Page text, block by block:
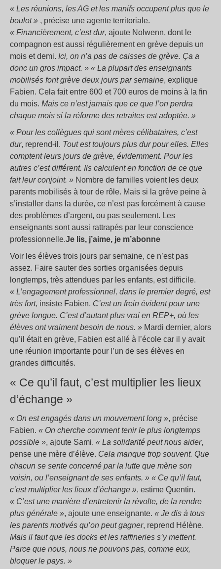
« Les réunions, les AG et les manifs occupent plus que le
boulot » , précise une agente territoriale.
« Financièrement, c’est dur, ajoute Nolwenn, dont le
compagnon est aussi régulièrement en grève depuis un
mois et demi. Ici, on n’a pas de caisses de grève. Ça a
donc un gros impact. » « La plupart des enseignants
mobilisés font grève deux jours par semaine, explique
Fabien. Cela fait entre 600 et 700 euros de moins à la fin
du mois. Mais ce n’est jamais que ce que l’on perdra
chaque mois si la réforme des retraites est adoptée. »
« Pour les collègues qui sont mères célibataires, c’est
dur, reprend-il. Tout est toujours plus dur pour elles. Elles
comptent leurs jours de grève, évidemment. Pour les
autres c’est différent. Ils calculent en fonction de ce que
fait leur conjoint. » Nombre de familles voient les deux
parents mobilisés à tour de rôle. Mais si la grève peine à
s’installer dans la durée, ce n’est pas forcément à cause
des problèmes d’argent, ou pas seulement. Les
enseignants sont aussi rattrapés par leur conscience
professionnelle.Je lis, j’aime, je m’abonne
Voir les élèves trois jours par semaine, ce n’est pas
assez. Faire sauter des sorties organisées depuis
longtemps, très attendues par les enfants, est difficile.
« L’engagement professionnel, dans le premier degré, est
très fort, insiste Fabien. C’est un frein évident pour une
grève longue. C’est d’autant plus vrai en REP+, où les
élèves ont vraiment besoin de nous. » Mardi dernier, alors
qu’il était en grève, Fabien est allé à l’école car il y avait
une réunion importante pour l’un de ses élèves en
grandes difficultés.
« Ce qu’il faut, c’est multiplier les lieux
d’échange »
« On est engagés dans un mouvement long », précise
Fabien. « On cherche comment tenir le plus longtemps
possible », ajoute Sami. « La solidarité peut nous aider,
pense une mère d’élève. Cela manque trop souvent. Que
chacun se sente concerné par la lutte que mène son
voisin, ou l’enseignant de ses enfants. » « Ce qu’il faut,
c’est multiplier les lieux d’échange », estime Quentin.
« C’est une manière d’entretenir la révolte, de la rendre
plus générale », ajoute une enseignante. « Je dis à tous
les parents motivés qu’on peut gagner, reprend Hélène.
Mais il faut que les docks et les raffineries s’y mettent.
Parce que nous, nous ne pouvons pas, comme eux,
bloquer le pays. »